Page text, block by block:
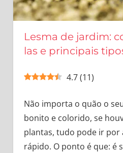
Lesma de jardim:
las e principais
4.7 (11)
Não importa o quão o
bonito e colorido, se
plantas, tudo pode ir por
rápido. O ponto é que: é